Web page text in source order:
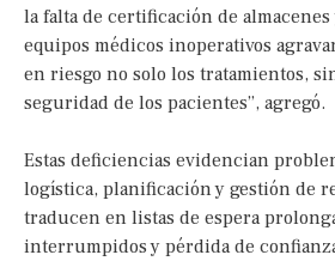
la falta de certificación de
equipos médicos inoperativos
en riesgo no solo los tratamientos,
seguridad de los pacientes”, agregó.
Estas deficiencias evidencian
logística, planificación y gestión de
traducen en listas de espera
interrumpidos y pérdida de